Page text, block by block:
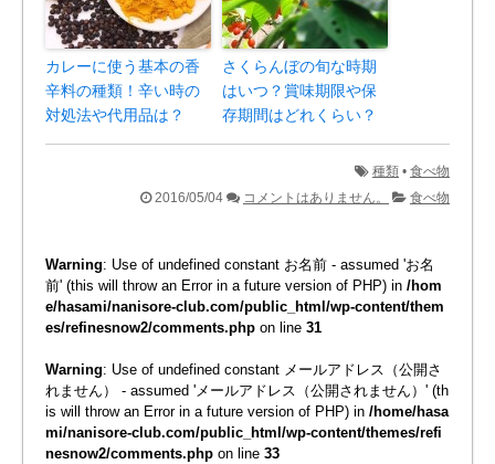
カレーに使う基本の香
辛料の種類！辛い時の
対処法や代用品は？
さくらんぼの旬な時期
はいつ？賞味期限や保
存期間はどれくらい？
種類 • 食べ物
2016/05/04
コメントはありません。 食べ物
Warning: Use of undefined constant お名前 - assumed 'お名
前' (this will throw an Error in a future version of PHP) in /hom
e/hasami/nanisore-club.com/public_html/wp-content/them
es/refinesnow2/comments.php on line 31
Warning: Use of undefined constant メールアドレス（公開さ
れません） - assumed 'メールアドレス（公開されません）' (th
is will throw an Error in a future version of PHP) in /home/hasa
mi/nanisore-club.com/public_html/wp-content/themes/refi
nesnow2/comments.php on line 33